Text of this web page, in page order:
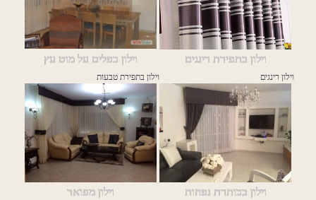
וילון בתפירת רינגים
וילון רינגים
וילון כפלים על מוט עץ
וילון בתפירת טבעות
וילון בכותרת נפחות וילון מפואר